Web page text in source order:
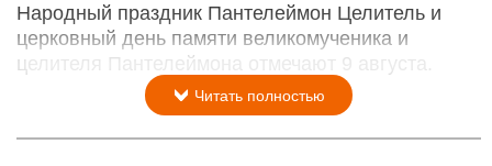
Народный праздник Пантелеймон Целитель и
церковный день памяти великомученика и
целителя Пантелеймона отмечают 9 августа.
Читать полностью